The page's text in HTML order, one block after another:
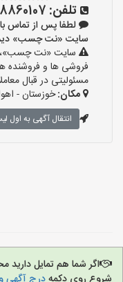
تلفن:
لطفا پس از تماس
سایت «نت چسب» دیده ام و کد
سایت «نت
فروشی ها و
مسئولیتی در قبال
مکان:خوزستان -
انتقال آگهی به اول
اگر شما هم تمایل دارید